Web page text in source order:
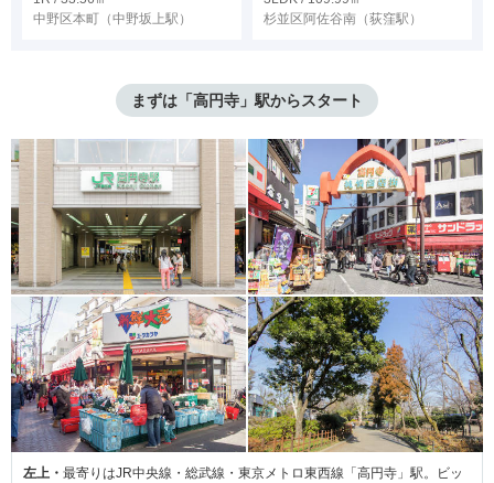
中野区本町 （中野坂上駅）
杉並区阿佐谷南 （荻窪駅）
まずは「高円寺」駅からスタート
左上・ 最寄りはJR中央線・総武線・東京メトロ東西線「高円寺」駅。ビッ